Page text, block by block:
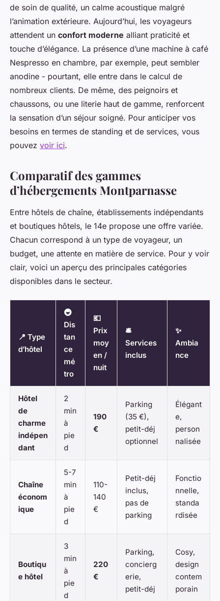
de soin de qualité, un calme acoustique malgré
l’animation extérieure. Aujourd’hui, les voyageurs
attendent un confort moderne alliant praticité et
touche d’élégance. La présence d’une machine à café
Nespresso en chambre, par exemple, peut sembler
anodine - pourtant, elle entre dans le calcul de
nombreux clients. De même, des peignoirs et
chaussons, ou une literie haut de gamme, renforcent
la sensation d’un séjour soigné. Pour anticiper vos
besoins en termes de standing et de services, vous
pouvez voir ici.
Comparatif des gammes
d’hébergements Montparnasse
Entre hôtels de chaîne, établissements indépendants
et boutiques hôtels, le 14e propose une offre variée.
Chacun correspond à un type de voyageur, un
budget, une attente en matière de service. Pour y voir
clair, voici un aperçu des principales catégories
disponibles dans le secteur.
📍 Type
d’hôtel
🚇
Dis
tan
ce
mé
tro
💶
Prix
moy
en /
nuit
🛎️
Services
inclus
✨
Ambia
nce
Hôtel
de
charme
indépen
dant
2
min
à
pie
d
190
€
Parking
(35 €),
petit-déj
optionnel
Élégant
e,
person
nalisée
Chaîne
économ
ique
5-7
min
à
pie
d
110-
140
€
Petit-déj
inclus,
pas de
parking
Fonctio
nnelle,
standa
rdisée
Boutiqu
e hôtel
3
min
à
pie
d
220
€
Parking,
concierg
erie,
petit-déj
Cosy,
design
contem
porain